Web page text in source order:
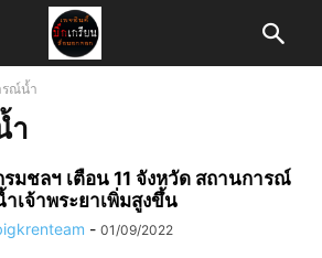
รณ์น้ำ
ำ
รมชลฯ เตือน 11 จังหวัด สถานการณ์
ำเจ้าพระยาเพิ่มสูงขึ้น
- 01/09/2022